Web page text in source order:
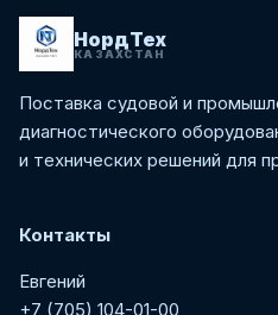
НордТех
КАЗАХСТАН
Поставка судовой и
диагностического
и технических решений для
Контакты
Евгений
+7 (705) 104-01-00